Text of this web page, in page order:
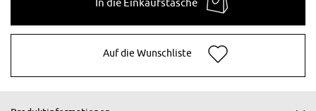
Auf die Wunschliste